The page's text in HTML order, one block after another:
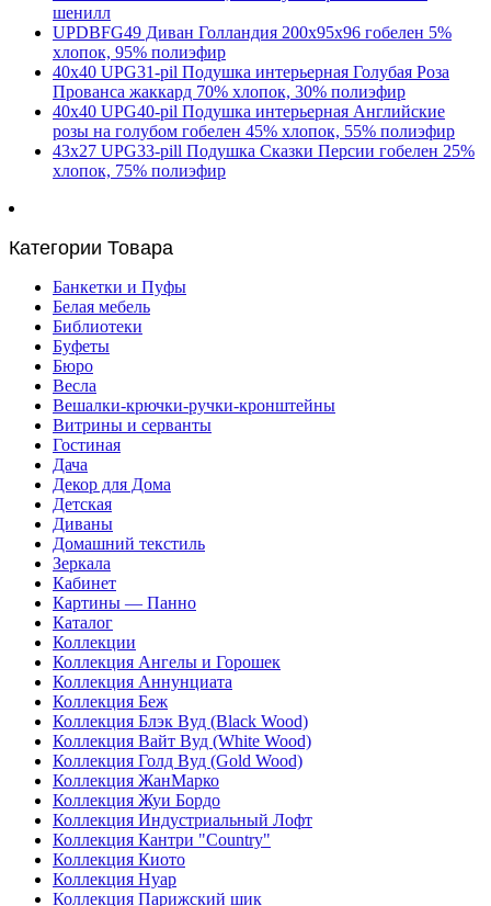
шенилл
UPDBFG49 Диван Голландия 200х95х96 гобелен 5%
хлопок, 95% полиэфир
40х40 UPG31-pil Подушка интерьерная Голубая Роза
Прованса жаккард 70% хлопок, 30% полиэфир
40х40 UPG40-pil Подушка интерьерная Английские
розы на голубом гобелен 45% хлопок, 55% полиэфир
43х27 UPG33-pill Подушка Сказки Персии гобелен 25%
хлопок, 75% полиэфир
Категории Товара
Банкетки и Пуфы
Белая мебель
Библиотеки
Буфеты
Бюро
Весла
Вешалки-крючки-ручки-кронштейны
Витрины и серванты
Гостиная
Дача
Декор для Дома
Детская
Диваны
Домашний текстиль
Зеркала
Кабинет
Картины — Панно
Каталог
Коллекции
Коллекция Ангелы и Горошек
Коллекция Аннунциата
Коллекция Беж
Коллекция Блэк Вуд (Black Wood)
Коллекция Вайт Вуд (White Wood)
Коллекция Голд Вуд (Gold Wood)
Коллекция ЖанМарко
Коллекция Жуи Бордо
Коллекция Индустриальный Лофт
Коллекция Кантри "Country"
Коллекция Киото
Коллекция Нуар
Коллекция Парижский шик